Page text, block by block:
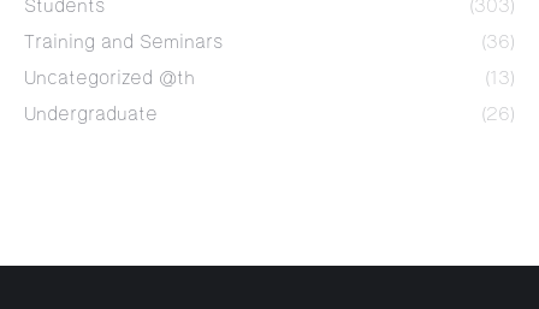
Training and Seminars
(36)
Uncategorized @th
(13)
Undergraduate
(26)